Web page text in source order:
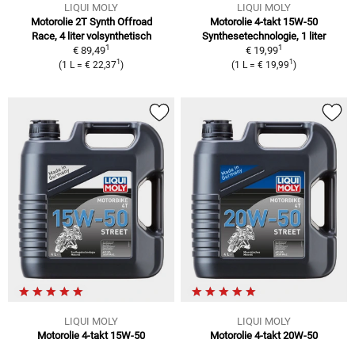
LIQUI MOLY
Motorolie 2T Synth Offroad
Race, 4 liter volsynthetisch
€ 89,491
(1 L = € 22,371 )
LIQUI MOLY
Motorolie 4-takt 15W-50
Synthesetechnologie, 1 liter
€ 19,991
(1 L = € 19,991 )
LIQUI MOLY
Motorolie 4-takt 15W-50
LIQUI MOLY
Motorolie 4-takt 20W-50